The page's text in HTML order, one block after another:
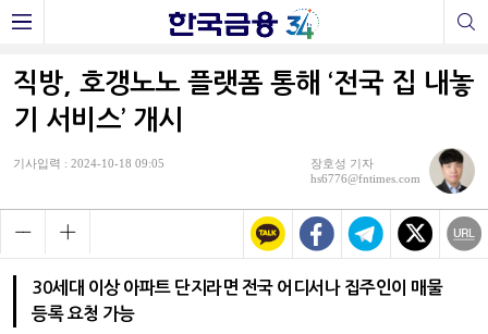
직방, 호갱노노 플랫폼 통해 ‘전국 집 내놓
기 서비스’ 개시
기사입력 : 2024-10-18 09:05
장호성 기자
hs6776@fntimes.com
30세대 이상 아파트 단지라면 전국 어디서나 집주인이 매물
등록 요청 가능